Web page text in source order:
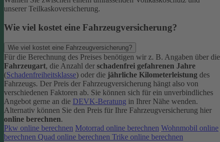
unserer Teilkaskoversicherung.
Wie viel kostet eine Fahrzeugversicherung?
Wie viel kostet eine Fahrzeugversicherung?
Für die Berechnung des Preises benötigen wir z. B. Angaben über die
Fahrzeugart, die Anzahl der schadenfrei gefahrenen Jahre
(Schadenfreiheitsklasse) oder die jährliche Kilometerleistung des
Fahrzeugs. Der Preis der Fahrzeugversicherung hängt also von
verschiedenen Faktoren ab. Sie können sich für ein unverbindliches
Angebot gerne an die DEVK-Beratung in Ihrer Nähe wenden.
Alternativ können Sie den Preis für Ihre Fahrzeugversicherung hier
online berechnen.
Pkw online berechnen Motorrad online berechnen Wohnmobil online
berechnen Quad online berechnen Trike online berechnen